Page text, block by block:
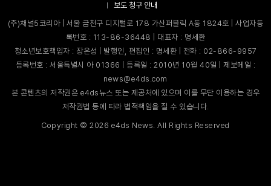
보도 청구 안내
(주)채널5코리아 | 서울 금천구 디지털로 178 가산퍼블릭 A동 1824호 | 사업자등
록번호 : 113-86-36448 | 대표자 : 명세환
청소년보호책임자 : 장은성 | 발행인, 편집인 : 명세환 | 전화 : 02-866-9957
등록번호 : 서울특별시 아 01366 | 등록일 : 2010년 10월 40일 | 제보메일 :
news@e4ds.com
본 콘텐츠의 저작권은 e4ds뉴스 또는 제공처에 있으며 이를 무단 이용하는 경우
저작권법 등에 따라 법적책임을 질 수 있습니다.
Copyright ©2026 e4ds News. All Rights Reserved